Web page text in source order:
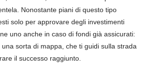
Nonostante piani di questo tipo
solo per approvare degli investimenti
uno anche in caso di fondi già assicurati:
sorta di mappa, che ti guidi sulla strada
il successo raggiunto.